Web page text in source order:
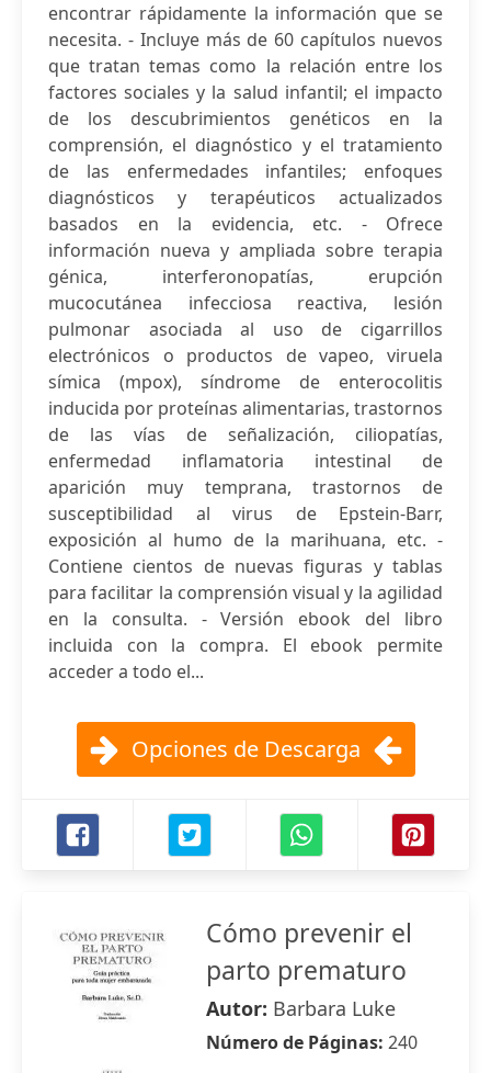
encontrar rápidamente la información que se
necesita. - Incluye más de 60 capítulos nuevos
que tratan temas como la relación entre los
factores sociales y la salud infantil; el impacto
de los descubrimientos genéticos en la
comprensión, el diagnóstico y el tratamiento
de las enfermedades infantiles; enfoques
diagnósticos y terapéuticos actualizados
basados en la evidencia, etc. - Ofrece
información nueva y ampliada sobre terapia
génica, interferonopatías, erupción
mucocutánea infecciosa reactiva, lesión
pulmonar asociada al uso de cigarrillos
electrónicos o productos de vapeo, viruela
símica (mpox), síndrome de enterocolitis
inducida por proteínas alimentarias, trastornos
de las vías de señalización, ciliopatías,
enfermedad inflamatoria intestinal de
aparición muy temprana, trastornos de
susceptibilidad al virus de Epstein-Barr,
exposición al humo de la marihuana, etc. -
Contiene cientos de nuevas figuras y tablas
para facilitar la comprensión visual y la agilidad
en la consulta. - Versión ebook del libro
incluida con la compra. El ebook permite
acceder a todo el...
Opciones de Descarga
Cómo prevenir el
parto prematuro
Autor: Barbara Luke
Número de Páginas: 240